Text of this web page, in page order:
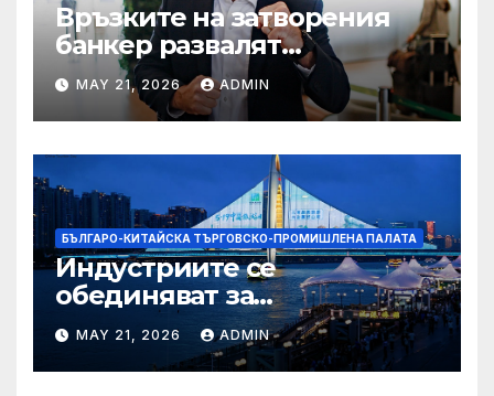
Връзките на затворения
банкер развалят
надеждите на Флавио
Болсонаро за президент на
Бразилия
MAY 21, 2026 ADMIN
БЪЛГАРО-КИТАЙСКА ТЪРГОВСКО-ПРОМИШЛЕНА ПАЛАТА
Индустриите се
обединяват за
висококачествен растеж на
културния и
туристическия сектор
MAY 21, 2026 ADMIN